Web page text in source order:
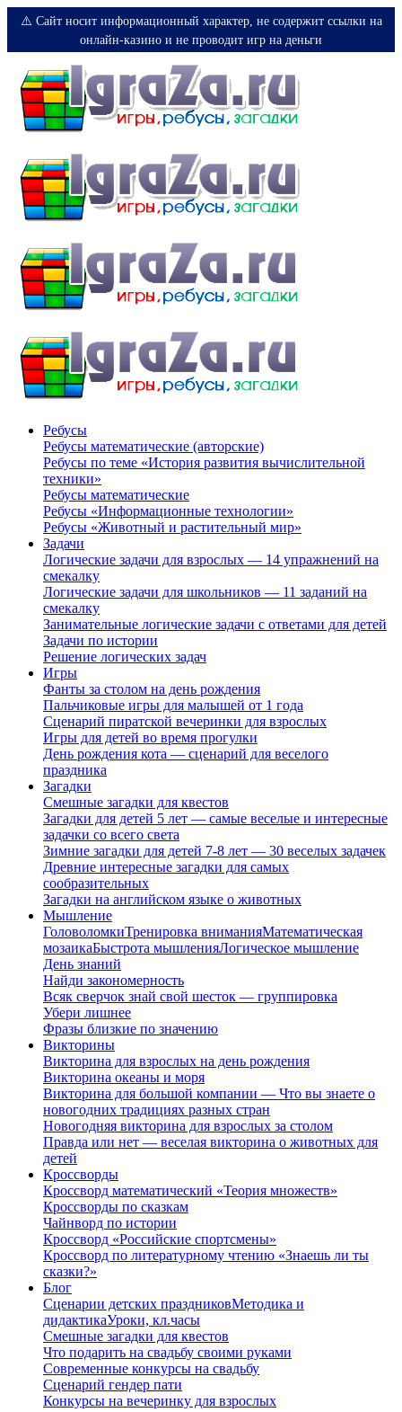
⚠️ Сайт носит информационный характер, не содержит ссылки на
онлайн-казино и не проводит игр на деньги
Ребусы
Ребусы математические (авторские)
Ребусы по теме «История развития вычислительной
техники»
Ребусы математические
Ребусы «Информационные технологии»
Ребусы «Животный и растительный мир»
Задачи
Логические задачи для взрослых — 14 упражнений на
смекалку
Логические задачи для школьников — 11 заданий на
смекалку
Занимательные логические задачи с ответами для детей
Задачи по истории
Решение логических задач
Игры
Фанты за столом на день рождения
Пальчиковые игры для малышей от 1 года
Сценарий пиратской вечеринки для взрослых
Игры для детей во время прогулки
День рождения кота — сценарий для веселого
праздника
Загадки
Смешные загадки для квестов
Загадки для детей 5 лет — самые веселые и интересные
задачки со всего света
Зимние загадки для детей 7-8 лет — 30 веселых задачек
Древние интересные загадки для самых
сообразительных
Загадки на английском языке о животных
Мышление
ГоловоломкиТренировка вниманияМатематическая
мозаикаБыстрота мышленияЛогическое мышление
День знаний
Найди закономерность
Всяк сверчок знай свой шесток — группировка
Убери лишнее
Фразы близкие по значению
Викторины
Викторина для взрослых на день рождения
Викторина океаны и моря
Викторина для большой компании — Что вы знаете о
новогодних традициях разных стран
Новогодняя викторина для взрослых за столом
Правда или нет — веселая викторина о животных для
детей
Кроссворды
Кроссворд математический «Теория множеств»
Кроссворды по сказкам
Чайнворд по истории
Кроссворд «Российские спортсмены»
Кроссворд по литературному чтению «Знаешь ли ты
сказки?»
Блог
Сценарии детских праздниковМетодика и
дидактикаУроки, кл.часы
Смешные загадки для квестов
Что подарить на свадьбу своими руками
Современные конкурсы на свадьбу
Сценарий гендер пати
Конкурсы на вечеринку для взрослых